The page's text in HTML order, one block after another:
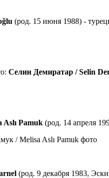
(род. 15 июня 1988) -
Селин Демиратар / Selin
Pamuk (род. 14 апреля
(род. 9 декабря 1983,